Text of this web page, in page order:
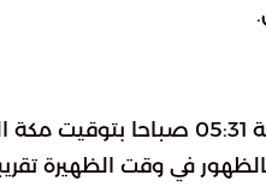
تشير الحسابات الفلكية إلى أن ذروة هذا الطور تتحقق
في وقت الظهيرة